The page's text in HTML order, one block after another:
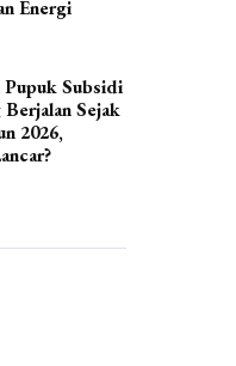
Energi
Pupuk Subsidi
Berjalan Sejak
2026,